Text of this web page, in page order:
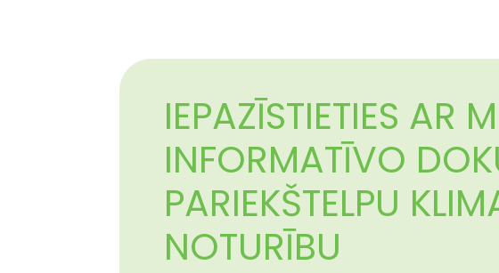
IEPAZĪSTIETIES AR
INFORMATĪVO
PARIEKŠTELPU
NOTURĪBU